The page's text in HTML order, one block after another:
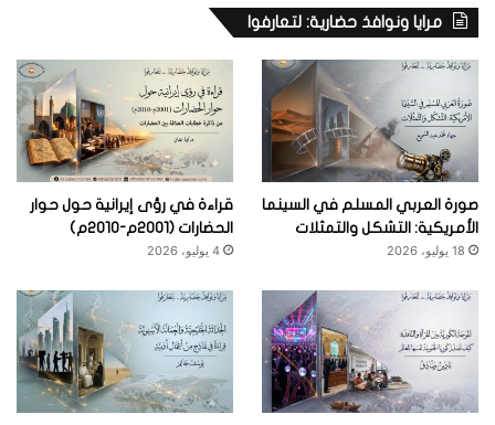
مرايا ونوافذ حضارية: لتعارفوا
صورة العربي المسلم في السينما
الأمريكية: التشكل والتمثلات
18 يوليو، 2026
قراءة في رؤى إيرانية حول حوار
الحضارات (2001م-2010م)
4 يوليو، 2026